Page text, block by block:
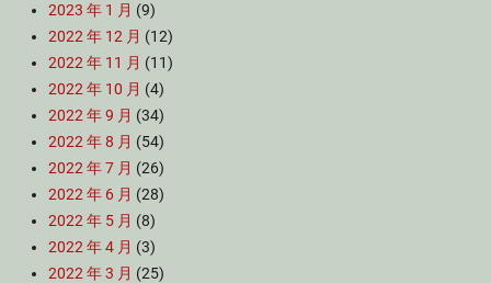
2023 年 1 月 (9)
2022 年 12 月 (12)
2022 年 11 月 (11)
2022 年 10 月 (4)
2022 年 9 月 (34)
2022 年 8 月 (54)
2022 年 7 月 (26)
2022 年 6 月 (28)
2022 年 5 月 (8)
2022 年 4 月 (3)
2022 年 3 月 (25)